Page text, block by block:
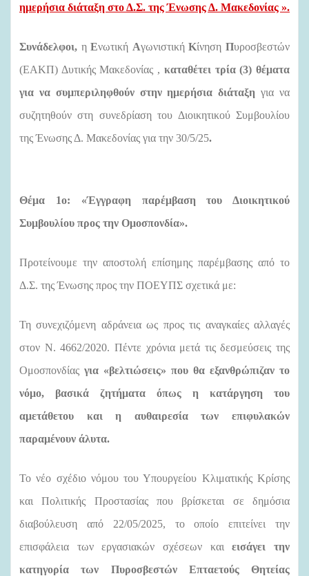
ημερήσια διάταξη στο Δ.Σ. της Ένωσης Δ. Μακεδονίας ».
Συνάδελφοι, ηΕνωτική ΑγωνιστικήΚίνησηΠυροσβεστών
(ΕΑΚΠ) Δυτικής Μακεδονίας , καταθέτει τρία (3) θέματα
για να συμπεριληφθούν στην ημερήσια διάταξη για να
συζητηθούν στη συνεδρίαση του Διοικητικού Συμβουλίου
της Ένωσης Δ. Μακεδονίας για την 30/5/25.
Θέμα 1ο:
«Έγγραφη παρέμβαση του Διοικητικού
Συμβουλίου προς την Ομοσπονδία».
Προτείνουμε την αποστολή επίσημης παρέμβασης από το
Δ.Σ. της Ένωσης προς την ΠΟΕΥΠΣ σχετικά με:
Τη συνεχιζόμενη αδράνεια ως προς τις αναγκαίες αλλαγές
στον Ν. 4662/2020. Πέντε χρόνια μετά τις δεσμεύσεις της
Ομοσπονδίας για «βελτιώσεις» που θα εξανθρώπιζαν το
νόμο, βασικά ζητήματα όπως η κατάργηση του
αμετάθετου και η αυθαιρεσία των επιφυλακών
παραμένουν άλυτα.
Το νέο σχέδιο νόμου του Υπουργείου Κλιματικής Κρίσης
και Πολιτικής Προστασίας που βρίσκεται σε δημόσια
διαβούλευση από 22/05/2025, το οποίο επιτείνει την
επισφάλεια των εργασιακών σχέσεων καιεισάγει την
κατηγορία των Πυροσβεστών Επταετούς Θητείας